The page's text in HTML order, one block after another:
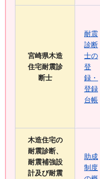
宮崎県木造
住宅耐震診
断士
耐震
診断
士の
登
録・
登録
台帳
木造住宅の
耐震診断、
耐震補強設
計及び耐震
助成
制度